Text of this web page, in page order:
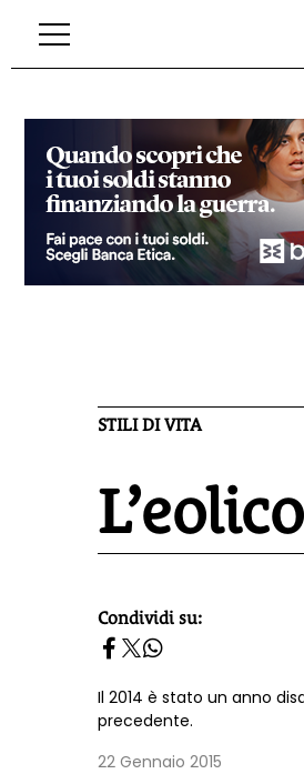
STILI DI VITA
homepage h2
Condividi su:
Il 2014 è stato un anno
precedente.
22 Gennaio 2015